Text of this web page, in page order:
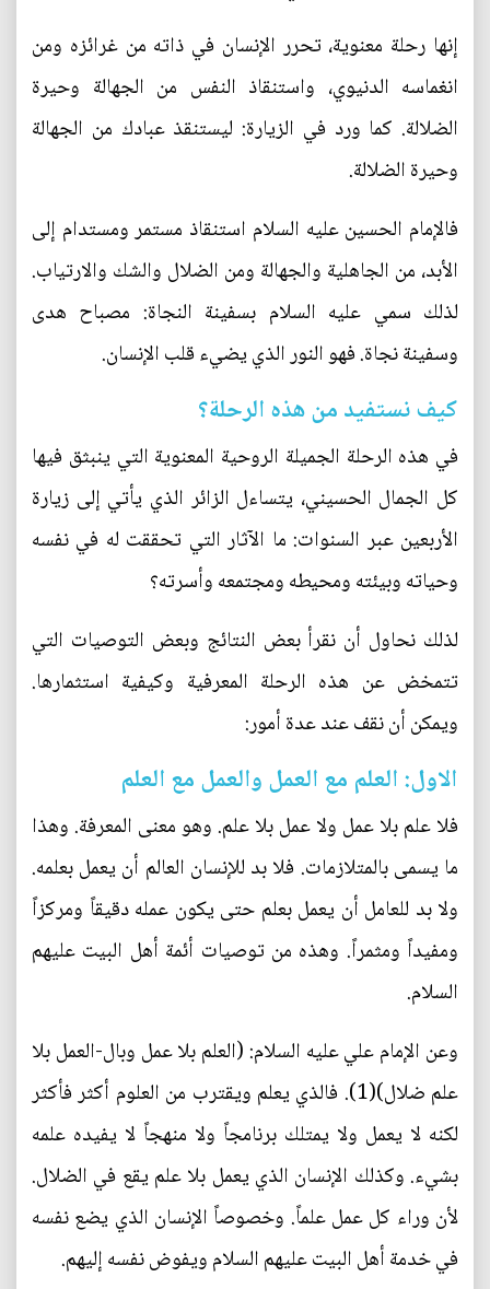
إنها رحلة معنوية، تحرر الإنسان في ذاته من غرائزه ومن
انغماسه الدنيوي، واستنقاذ النفس من الجهالة وحيرة
الضلالة. كما ورد في الزيارة: ليستنقذ عبادك من الجهالة
وحيرة الضلالة.
فالإمام الحسين عليه السلام استنقاذ مستمر ومستدام إلى
الأبد، من الجاهلية والجهالة ومن الضلال والشك والارتياب.
لذلك سمي عليه السلام بسفينة النجاة: مصباح هدى
وسفينة نجاة. فهو النور الذي يضيء قلب الإنسان.
كيف نستفيد من هذه الرحلة؟
في هذه الرحلة الجميلة الروحية المعنوية التي ينبثق فيها
كل الجمال الحسيني، يتساءل الزائر الذي يأتي إلى زيارة
الأربعين عبر السنوات: ما الآثار التي تحققت له في نفسه
وحياته وبيئته ومحيطه ومجتمعه وأسرته؟
لذلك نحاول أن نقرأ بعض النتائج وبعض التوصيات التي
تتمخض عن هذه الرحلة المعرفية وكيفية استثمارها.
ويمكن أن نقف عند عدة أمور:
الاول: العلم مع العمل والعمل مع العلم
فلا علم بلا عمل ولا عمل بلا علم. وهو معنى المعرفة. وهذا
ما يسمى بالمتلازمات. فلا بد للإنسان العالم أن يعمل بعلمه.
ولا بد للعامل أن يعمل بعلم حتى يكون عمله دقيقاً ومركزاً
ومفيداً ومثمراً. وهذه من توصيات أئمة أهل البيت عليهم
السلام.
وعن الإمام علي عليه السلام: (العلم بلا عمل وبال-العمل بلا
علم ضلال)(1). فالذي يعلم ويقترب من العلوم أكثر فأكثر
لكنه لا يعمل ولا يمتلك برنامجاً ولا منهجاً لا يفيده علمه
بشيء. وكذلك الإنسان الذي يعمل بلا علم يقع في الضلال.
لأن وراء كل عمل علماً. وخصوصاً الإنسان الذي يضع نفسه
في خدمة أهل البيت عليهم السلام ويفوض نفسه إليهم.